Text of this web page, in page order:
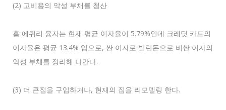
(2) 고비용의 악성 부채를 청산
홈 에퀴리 융자는 현재 평균 이자율이 5.79%인데 크레딧 카드의
이자율은 평균 13.4% 임으로, 싼 이자로 빌린돈으로 비싼 이자의
악성 부체를 정리해 나간다.
(3) 더 큰집을 구입하거나, 현재의 집을 리모델링 한다.